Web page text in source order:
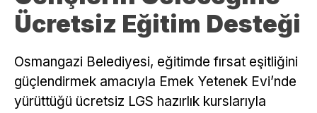
Ücretsiz Eğitim Desteği
Osmangazi Belediyesi, eğitimde fırsat eşitliğini
güçlendirmek amacıyla Emek Yetenek Evi’nde
yürüttüğü ücretsiz LGS hazırlık kurslarıyla